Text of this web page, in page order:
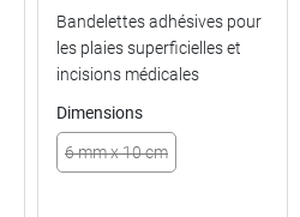
Bandelettes adhésives pour
les plaies superficielles et
incisions médicales
Dimensions
6 mm x 10 cm